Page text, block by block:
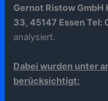
Gernot Ristow GmbH
33, 45147 Essen Tel:
analysiert.
Dabei wurden unter
berücksichtigt: